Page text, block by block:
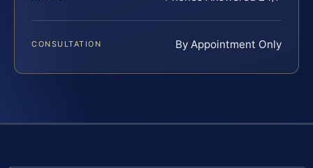
CONSULTATION By Appointment Only